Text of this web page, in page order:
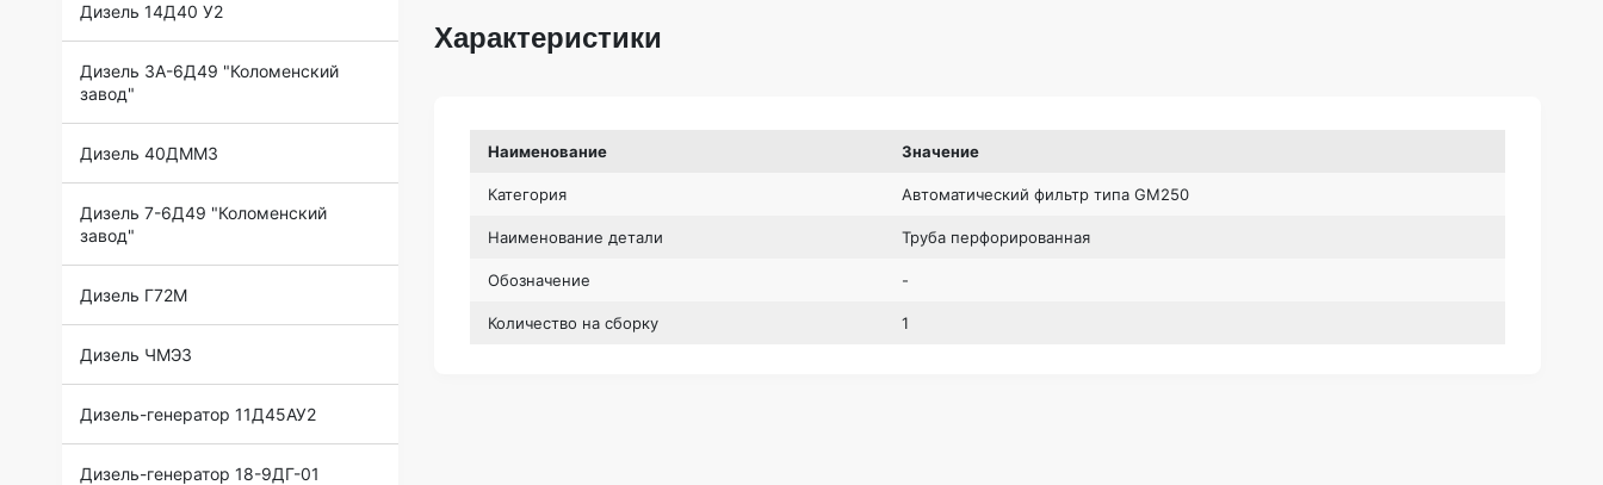
Дизель 14Д40 У2
Дизель 3А-6Д49 "Коломенский
завод"
Дизель 40ДММЗ
Дизель 7-6Д49 "Коломенский
завод"
Дизель Г72М
Дизель ЧМЭ3
Дизель-генератор 11Д45АУ2
Дизель-генератор 18-9ДГ-01
Характеристики
Наименование Значение
Категория Автоматический фильтр типа GМ250
Наименование детали Труба перфорированная
Обозначение -
Количество на сборку 1